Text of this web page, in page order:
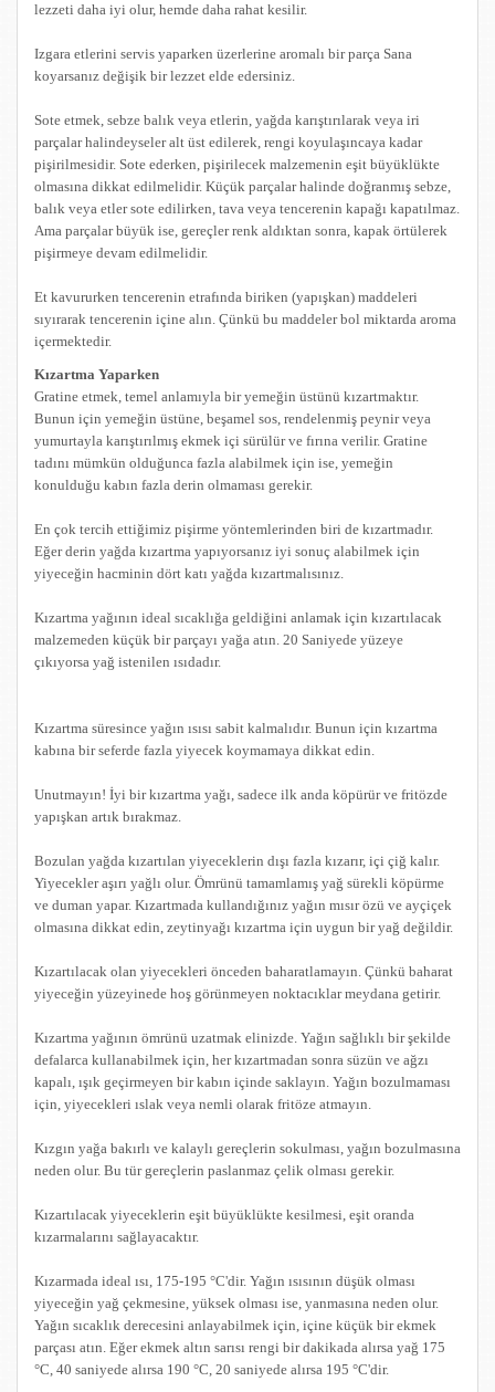
lezzeti daha iyi olur, hemde daha rahat kesilir.
Izgara etlerini servis yaparken üzerlerine aromalı bir parça Sana
koyarsanız değişik bir lezzet elde edersiniz.
Sote etmek, sebze balık veya etlerin, yağda karıştırılarak veya iri
parçalar halindeyseler alt üst edilerek, rengi koyulaşıncaya kadar
pişirilmesidir. Sote ederken, pişirilecek malzemenin eşit büyüklükte
olmasına dikkat edilmelidir. Küçük parçalar halinde doğranmış sebze,
balık veya etler sote edilirken, tava veya tencerenin kapağı kapatılmaz.
Ama parçalar büyük ise, gereçler renk aldıktan sonra, kapak örtülerek
pişirmeye devam edilmelidir.
Et kavururken tencerenin etrafında biriken (yapışkan) maddeleri
sıyırarak tencerenin içine alın. Çünkü bu maddeler bol miktarda aroma
içermektedir.
Kızartma Yaparken
Gratine etmek, temel anlamıyla bir yemeğin üstünü kızartmaktır.
Bunun için yemeğin üstüne, beşamel sos, rendelenmiş peynir veya
yumurtayla karıştırılmış ekmek içi sürülür ve fırına verilir. Gratine
tadını mümkün olduğunca fazla alabilmek için ise, yemeğin
konulduğu kabın fazla derin olmaması gerekir.
En çok tercih ettiğimiz pişirme yöntemlerinden biri de kızartmadır.
Eğer derin yağda kızartma yapıyorsanız iyi sonuç alabilmek için
yiyeceğin hacminin dört katı yağda kızartmalısınız.
Kızartma yağının ideal sıcaklığa geldiğini anlamak için kızartılacak
malzemeden küçük bir parçayı yağa atın. 20 Saniyede yüzeye
çıkıyorsa yağ istenilen ısıdadır.
Kızartma süresince yağın ısısı sabit kalmalıdır. Bunun için kızartma
kabına bir seferde fazla yiyecek koymamaya dikkat edin.
Unutmayın! İyi bir kızartma yağı, sadece ilk anda köpürür ve fritözde
yapışkan artık bırakmaz.
Bozulan yağda kızartılan yiyeceklerin dışı fazla kızarır, içi çiğ kalır.
Yiyecekler aşırı yağlı olur. Ömrünü tamamlamış yağ sürekli köpürme
ve duman yapar. Kızartmada kullandığınız yağın mısır özü ve ayçiçek
olmasına dikkat edin, zeytinyağı kızartma için uygun bir yağ değildir.
Kızartılacak olan yiyecekleri önceden baharatlamayın. Çünkü baharat
yiyeceğin yüzeyinede hoş görünmeyen noktacıklar meydana getirir.
Kızartma yağının ömrünü uzatmak elinizde. Yağın sağlıklı bir şekilde
defalarca kullanabilmek için, her kızartmadan sonra süzün ve ağzı
kapalı, ışık geçirmeyen bir kabın içinde saklayın. Yağın bozulmaması
için, yiyecekleri ıslak veya nemli olarak fritöze atmayın.
Kızgın yağa bakırlı ve kalaylı gereçlerin sokulması, yağın bozulmasına
neden olur. Bu tür gereçlerin paslanmaz çelik olması gerekir.
Kızartılacak yiyeceklerin eşit büyüklükte kesilmesi, eşit oranda
kızarmalarını sağlayacaktır.
Kızarmada ideal ısı, 175-195 °C'dir. Yağın ısısının düşük olması
yiyeceğin yağ çekmesine, yüksek olması ise, yanmasına neden olur.
Yağın sıcaklık derecesini anlayabilmek için, içine küçük bir ekmek
parçası atın. Eğer ekmek altın sarısı rengi bir dakikada alırsa yağ 175
°C, 40 saniyede alırsa 190 °C, 20 saniyede alırsa 195 °C'dir.